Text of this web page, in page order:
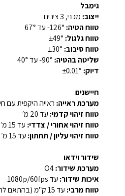
גימבל
ייצוב: מכני, 3 צירים
טווח הטיה:
טווח גלגול:
טווח סיבוב:
שליטה בהטיה:
דיוק:
חיישנים
מערכת ראייה: ראייה היקפית עם
טווח זיהוי קדמי: עד 20 מ׳
טווח זיהוי אחורי / צדדי: עד 15 מ׳
טווח זיהוי עליון / תחתון: עד 15 מ׳
שידור וידאו
מערכת שידור:
איכות שידור: עד ‏1080p/60fps
טווח מרבי: עד 15 ק"מ (בהתאם לתקן)